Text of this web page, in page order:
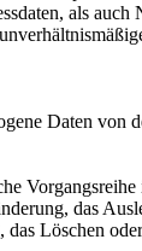
als
Daten
das
Löschen